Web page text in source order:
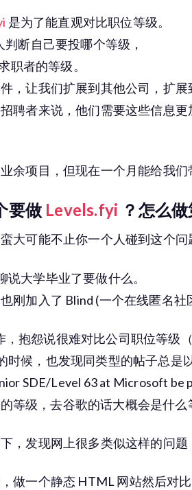
是为了能直观对比职位等级。
断自己要投哪个等级，
职者的等级。
，让我们扩展到其他公司，扩展
聘者来说，他们需要这些信息
余项目，但现在一个月能给我们
要做 Levels.fyi ？怎么
大可能不止你一个人碰到这个问
大学毕业了要做什么。
刚加入了 Blind (一个在线匿名
抱怨说很难对比公司职位等级
时候，也发现同类型的帖子总是
SDE/Level 63 at Microsoft be
等级，去谷歌的话大概会是什么
，发现网上很多类似这样的问题
做一个静态 HTML 网站然后对